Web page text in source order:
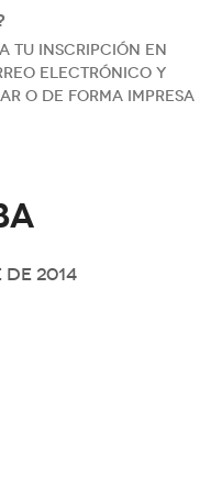
tu inscripción en
electrónico y
o de forma impresa
2014